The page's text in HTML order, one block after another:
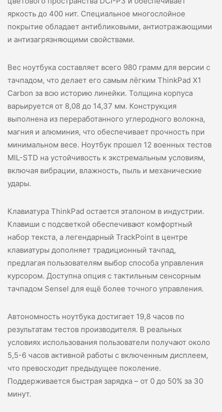
яркость до 400 нит. Специальное многослойное
покрытие обладает антибликовыми, антиотражающими
и антизагрязняющими свойствами.
Вес ноутбука составляет всего 980 грамм для версии с
тачпадом, что делает его самым лёгким ThinkPad X1
Carbon за всю историю линейки. Толщина корпуса
варьируется от 8,08 до 14,37 мм. Конструкция
выполнена из переработанного углеродного волокна,
магния и алюминия, что обеспечивает прочность при
минимальном весе. Ноутбук прошел 12 военных тестов
MIL-STD на устойчивость к экстремальным условиям,
включая вибрации, влажность, пыль и механические
удары.
Клавиатура ThinkPad остается эталоном в индустрии.
Клавиши с подсветкой обеспечивают комфортный
набор текста, а легендарный TrackPoint в центре
клавиатуры дополняет традиционный тачпад,
предлагая пользователям выбор способа управления
курсором. Доступна опция с тактильным сенсорным
тачпадом Sensel для ещё более точного управления.
Автономность ноутбука достигает 19,8 часов по
результатам тестов производителя. В реальных
условиях использования пользователи получают около
5,5-6 часов активной работы с включенным дисплеем,
что превосходит предыдущее поколение.
Поддерживается быстрая зарядка – от 0 до 50% за 30
минут.